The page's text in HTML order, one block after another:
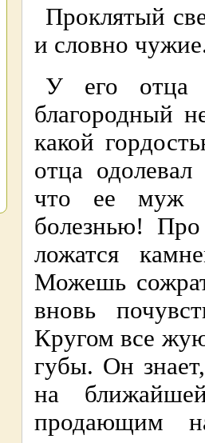
Проклятый
и словно
У его отца
благородный
какой
отца
что ее муж
болезнью!
ложатся
Можешь
вновь
Кругом все
губы. Он
на
продающим